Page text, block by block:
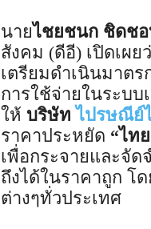
นายไชยชนก ชิดช
สังคม (ดีอี) เปิดเผ
เตรียมดำเนินมาต
การใช้จ่ายในระบ
ให้ บริษัท ไปรษณีย์
ราคาประหยัด “ไท
เพื่อกระจายและจั
ถึงได้ในราคาถูก โ
ต่างๆทั่วประเทศ